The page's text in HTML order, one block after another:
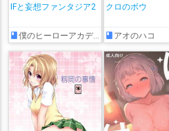
IFと妄想ファンタジア2
僕のヒーローアカデミア
クロのボウ
アオのハコ